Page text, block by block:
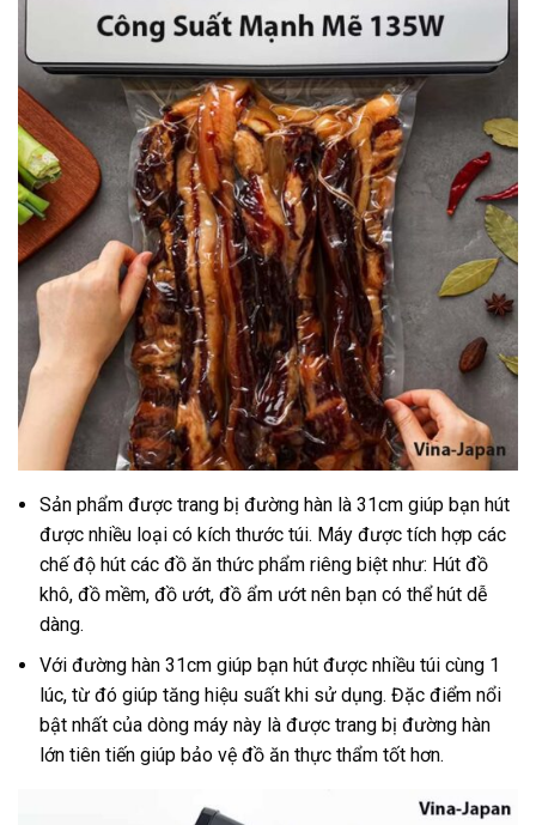
Sản phẩm được trang bị đường hàn là 31cm giúp bạn hút
được nhiều loại có kích thước túi. Máy được tích hợp các
chế độ hút các đồ ăn thức phẩm riêng biệt như: Hút đồ
khô, đồ mềm, đồ ướt, đồ ẩm ướt nên bạn có thể hút dễ
dàng.
Với đường hàn 31cm giúp bạn hút được nhiều túi cùng 1
lúc, từ đó giúp tăng hiệu suất khi sử dụng. Đặc điểm nổi
bật nhất của dòng máy này là được trang bị đường hàn
lớn tiên tiến giúp bảo vệ đồ ăn thực thẩm tốt hơn.